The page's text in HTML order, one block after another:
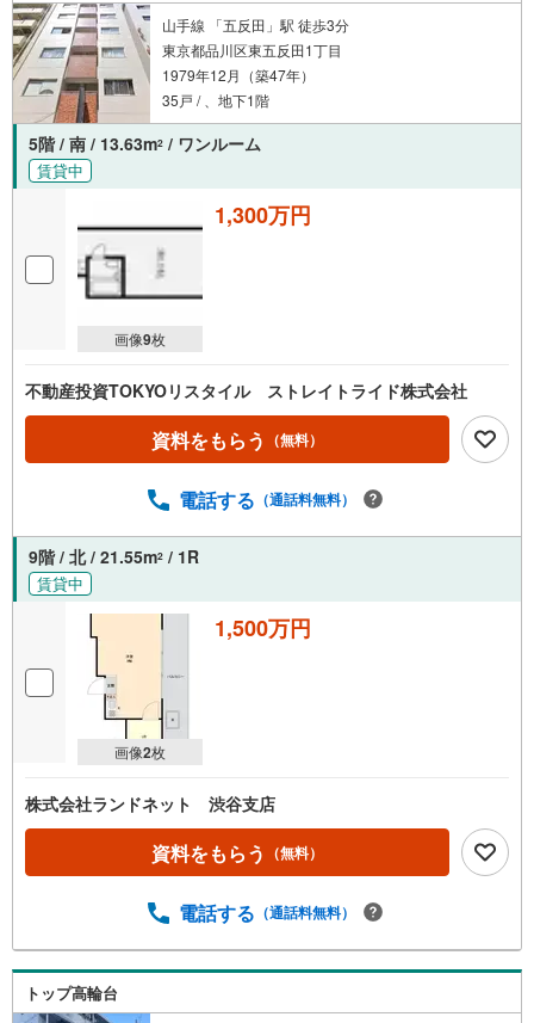
山手線 「五反田」駅 徒歩3分
東京都品川区東五反田1丁目
1979年12月（築47年）
35戸 / 、地下1階
5階 / 南 / 13.63m2 / ワンルーム
賃貸中
画像9枚
1,300万円
不動産投資TOKYOリスタイル ストレイトライド株式会社
資料をもらう （無料）
電話する （通話料無料）
9階 / 北 / 21.55m2 / 1R
賃貸中
画像2枚
1,500万円
株式会社ランドネット 渋谷支店
資料をもらう （無料）
電話する （通話料無料）
トップ高輪台